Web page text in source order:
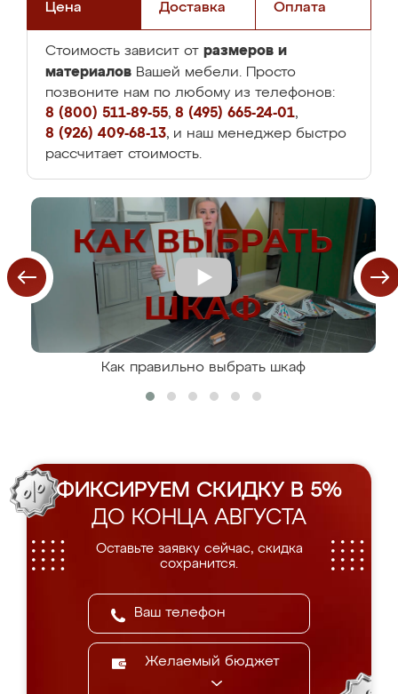
Цена Доставка Оплата
Стоимость зависит от размеров и
материалов Вашей мебели. Просто
позвоните нам по любому из телефонов:
8 (800) 511-89-55, 8 (495) 665-24-01,
8 (926) 409-68-13, и наш менеджер быстро
рассчитает стоимость.
Как правильно выбрать шкаф
ФИКСИРУЕМ СКИДКУ В 5%
ДО КОНЦА АВГУСТА
Оставьте заявку сейчас, скидка
сохранится.
Желаемый бюджет